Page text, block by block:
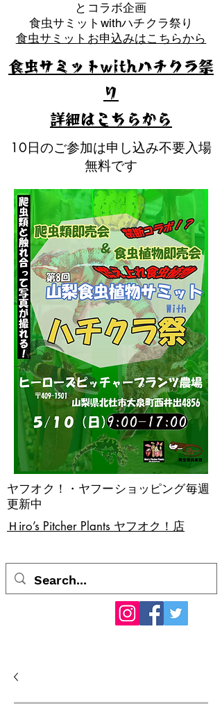
​Ｈiro’s Pitcher Plants ヤフオク！店
ヤフオク！・ヤフーショッピング毎週
更新中
とコラボ企画
​食虫サミットwithハチクラ祭り
食虫サミットお申込みはこちらから
10日のご参加は申し込み不要入場
無料です
食虫サミットwithハチクラ祭
り
​詳細はこちらから